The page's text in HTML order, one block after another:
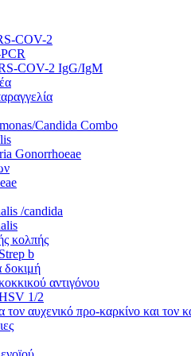
COV-2
COV-2 IgG/IgM
Candida Combo
Gonorrhoeae
/candida
κολπής
b
δοκιμή
αντιγόνου
1/2
τον αυχενικό προ-καρκίνο και τον